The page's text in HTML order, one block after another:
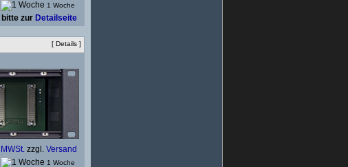
1 Woche
bitte zur Detailseite
[Details ]
MWSt. zzgl.Versand
1 Woche